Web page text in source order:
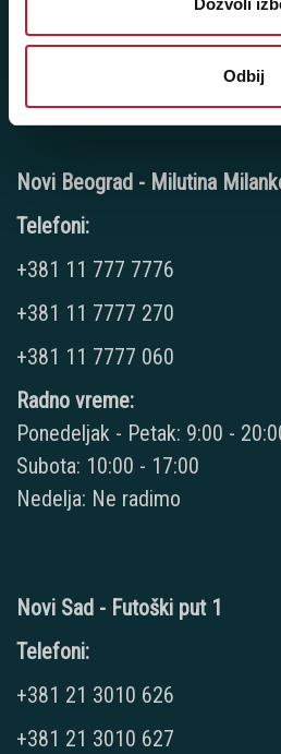
Dozvoli
Odbij
Ponedeljak - Petak: 9:00 -
Subota: 10:00 - 17:00
Novi Beograd - Milutina
Telefoni:
+381 11 777 7776
+381 11 7777 270
+381 11 7777 060
Radno vreme:
Ponedeljak - Petak: 9:00 -
Subota: 10:00 - 17:00
Nedelja: Ne radimo
Novi Sad - Futoški put 1
Telefoni:
+381 21 3010 626
+381 21 3010 627